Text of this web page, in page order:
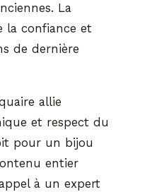
La
la confiance et
de dernière
allie
et respect du
pour un bijou
entier
à un expert